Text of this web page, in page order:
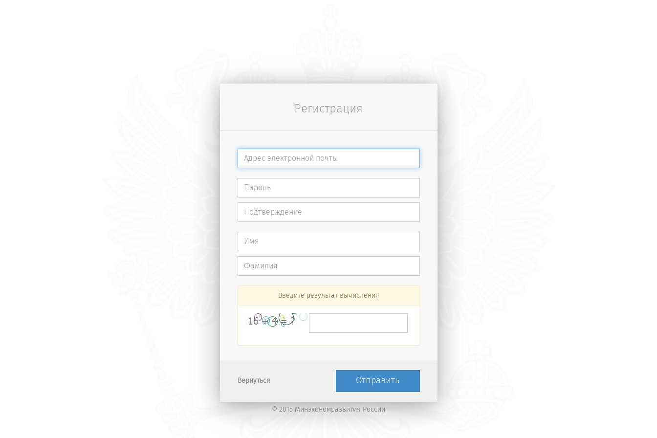
Регистрация
Введите результат вычисления
Вернуться Отправить
© 2015 Минэкономразвития России